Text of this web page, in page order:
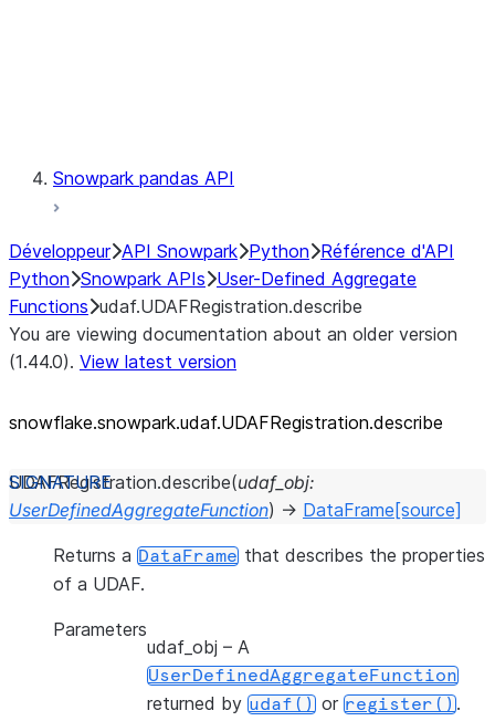
Snowpark pandas API
Développeur API Snowpark Python Référence d'API
Python Snowpark APIs User-Defined Aggregate
Functions udaf.UDAFRegistration.describe
You are viewing documentation about an older version
(1.44.0). View latest version
snowflake.snowpark.udaf.UDAFRegistration.describe
UDAFRegistration.describe(udaf_obj:
UserDefinedAggregateFunction) → DataFrame [source]
Returns a DataFrame that describes the properties
of a UDAF.
Parameters
udaf_obj – A
UserDefinedAggregateFunction
returned by udaf() or register().